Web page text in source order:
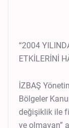
“2004
ETKİLERİNİ
İZBAŞ
Bölgeler
değişiklik ile
ve olmayan”